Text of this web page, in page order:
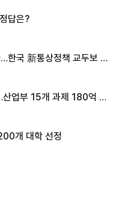
답은?
한국 新통상정책 교두보 활
업부 15개 과제 180억 지
개 대학 선정